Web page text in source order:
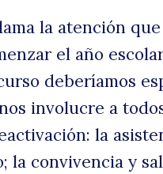
la atención
el año
deberíamos
involucre a
la
la convivencia y